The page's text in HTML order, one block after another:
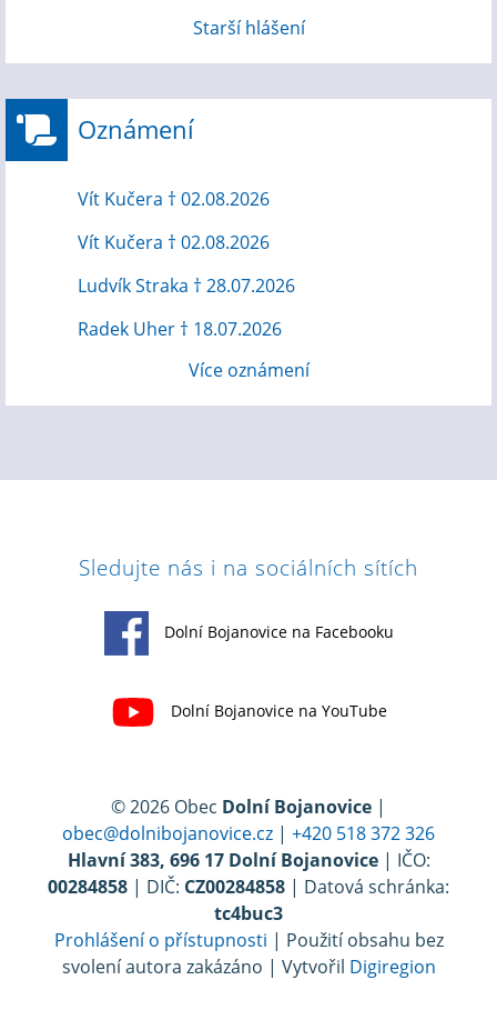
Starší hlášení
Oznámení
Vít Kučera † 02.08.2026
Vít Kučera † 02.08.2026
Ludvík Straka † 28.07.2026
Radek Uher † 18.07.2026
Více oznámení
Sledujte nás i na sociálních sítích
Dolní Bojanovice na Facebooku
Dolní Bojanovice na YouTube
© 2026 Obec Dolní Bojanovice |
obec@dolnibojanovice.cz | +420 518 372 326
Hlavní 383, 696 17 Dolní Bojanovice| IČO:
00284858 | DIČ: CZ00284858 | Datová schránka:
tc4buc3
Prohlášení o přístupnosti | Použití obsahu bez
svolení autora zakázáno | Vytvořil Digiregion